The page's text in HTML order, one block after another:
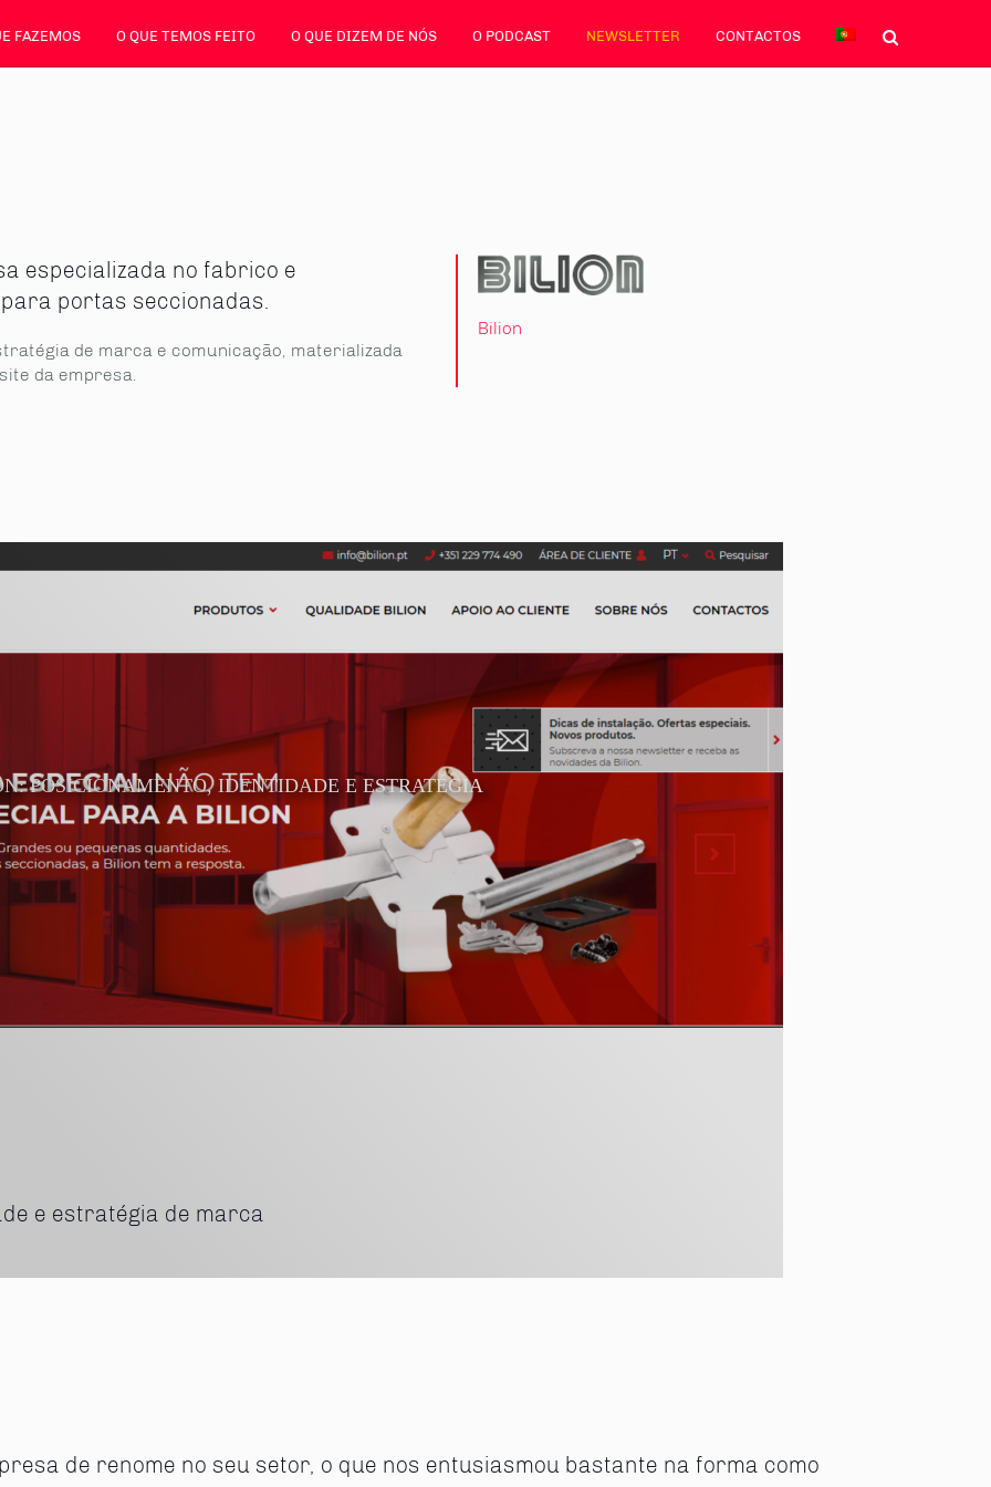
FAZEMOS O QUE TEMOS FEITO O QUE DIZEM DE NÓS O PODCAST NEWSLETTER CONTACTOS
especializada no fabrico e
portas seccionadas.
de marca e comunicação, materializada
da empresa.
Bilion
POSICIONAMENTO, IDENTIDADE E ESTRATÉGIA
e estratégia de marca
de renome no seu setor, o que nos entusiasmou bastante na forma como